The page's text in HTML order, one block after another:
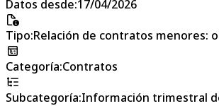
Datos desde:17/04/2026
Tipo:Relación de contratos menores:
Categoría:Contratos
Subcategoría:Información trimestral